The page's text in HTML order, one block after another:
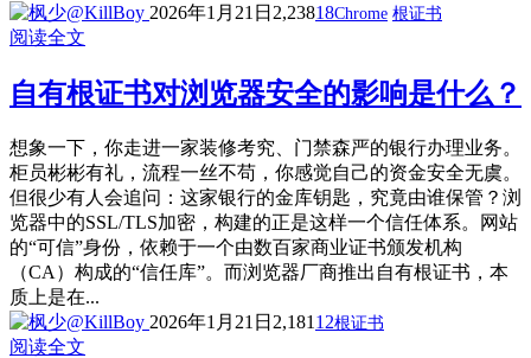
2026年1月21日 2,23818Chrome 根证书
阅读全文
自有根证书对浏览器安全的影响是什么？
想象一下，你走进一家装修考究、门禁森严的银行办理业务。
柜员彬彬有礼，流程一丝不苟，你感觉自己的资金安全无虞。
但很少有人会追问：这家银行的金库钥匙，究竟由谁保管？浏
览器中的SSL/TLS加密，构建的正是这样一个信任体系。网站
的“可信”身份，依赖于一个由数百家商业证书颁发机构
（CA）构成的“信任库”。而浏览器厂商推出自有根证书，本
质上是在...
2026年1月21日 2,181 12根证书
阅读全文